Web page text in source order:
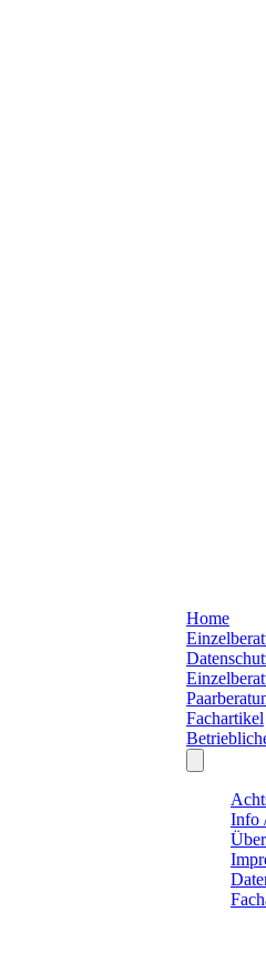
Home
Fachartikel
Info